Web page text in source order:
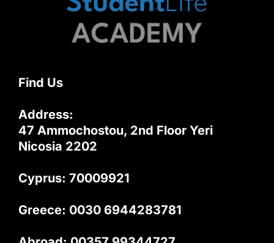
Find Us
Address:
47 Ammochostou, 2nd Floor Yeri
Nicosia 2202
Cyprus: 70009921
Greece: 0030 6944283781